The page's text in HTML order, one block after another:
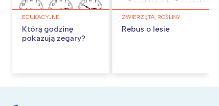
EDUKACYJNE
Którą godzinę
pokazują zegary?
ZWIERZĘTA, ROŚLINY
Rebus o lesie